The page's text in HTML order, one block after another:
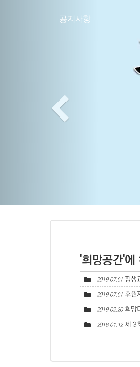
공지사항
'희망공간'에
2019.07.01 평생
2019.07.01 후원
2019.02.20 희망
2018.01.12 제 3